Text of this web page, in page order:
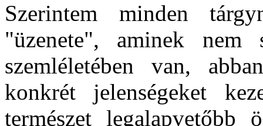
Szerintem minden
"üzenete", aminek
szemléletében van,
konkrét jelenségeket
természet legalapvetőbb